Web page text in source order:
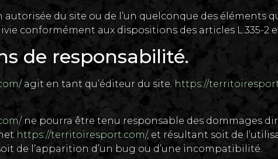
du site ou de l’un quelconque des éléments
conformément aux dispositions des articles L.335-2
de responsabilité.
agit en tant qu’éditeur du site. https://
ne pourra être tenu responsable des dommages
https://territoiresport.com/, et résultant soit de
de l’apparition d’un bug ou d’une incompatibilité.